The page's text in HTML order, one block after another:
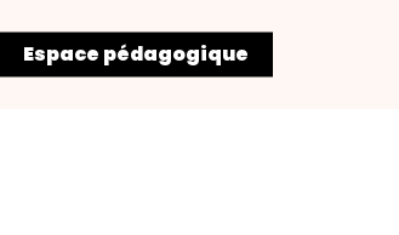
Espace pédagogique